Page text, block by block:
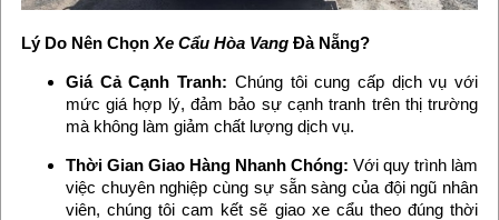
Lý Do Nên Chọn Xe Cẩu Hòa VangĐà Nẵng?
Giá Cả Cạnh Tranh: Chúng tôi cung cấp dịch vụ với
mức giá hợp lý, đảm bảo sự cạnh tranh trên thị trường
mà không làm giảm chất lượng dịch vụ.
Thời Gian Giao Hàng Nhanh Chóng: Với quy trình làm
việc chuyên nghiệp cùng sự sẵn sàng của đội ngũ nhân
viên, chúng tôi cam kết sẽ giao xe cẩu theo đúng thời